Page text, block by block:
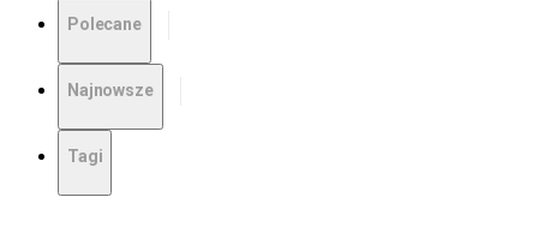
Polecane
Najnowsze
Tagi